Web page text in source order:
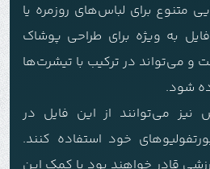
متنوع برای لباس‌های روزمره یا
به ویژه برای طراحی پوشاک
و می‌تواند در ترکیب با تیشرت‌ها
شود.
نیز می‌توانند از این فایل در
خود استفاده کنند.